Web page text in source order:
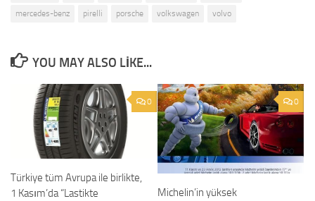
mercedes-benz
pirelli porsche volkswagen volvo
YOU MAY ALSO LIKE...
0
Türkiye tüm Avrupa ile birlikte,
1 Kasım’da “Lastikte
0
Michelin’in yüksek